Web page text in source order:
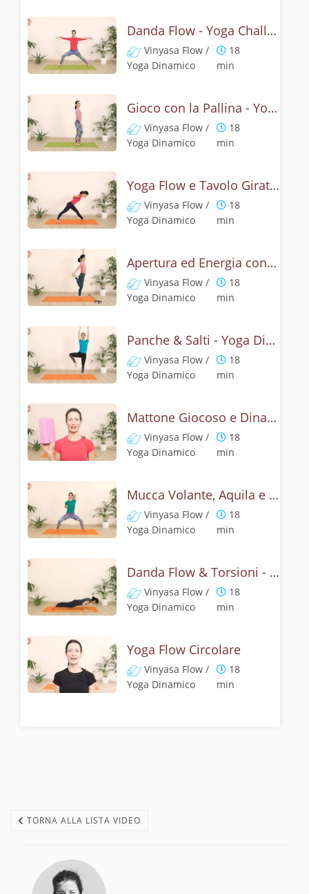
Danda Flow - Yoga Challenge 20
Vinyasa Flow /
Yoga Dinamico
18
min
Gioco con la Pallina - Yoga dinamico per i piedi
Vinyasa Flow /
Yoga Dinamico
18
min
Yoga Flow e Tavolo Girato - Challenge 22
Vinyasa Flow /
Yoga Dinamico
18
min
Apertura ed Energia con Shiva Danzante
Vinyasa Flow /
Yoga Dinamico
18
min
Panche & Salti - Yoga Dinamico e Giocoso
Vinyasa Flow /
Yoga Dinamico
18
min
Mattone Giocoso e Dinamico - Yoga Challenge 25
Vinyasa Flow /
Yoga Dinamico
18
min
Mucca Volante, Aquila e Leone - Vinyasa yoga
Vinyasa Flow /
Yoga Dinamico
18
min
Danda Flow & Torsioni - Yoga Challenge 27
Vinyasa Flow /
Yoga Dinamico
18
min
Yoga Flow Circolare
Vinyasa Flow /
Yoga Dinamico
18
min
TORNA ALLA LISTA VIDEO